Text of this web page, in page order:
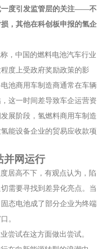
一度引发监管层的关注——不
，其他在科创板申报的氢企
，中国的燃料电池汽车行业
度上受政府奖励政策的影
池商用车制造商通常在车辆
这一时间差导致车企运营资
展阶段，氢燃料商用车制造
能设备企业的贸易应收款项
并网运行
居高不下，有观点认为，陷
需要寻找到差异化亮点。当
态电池成了部分企业为终端
。
尝试在这方面做出尝试。